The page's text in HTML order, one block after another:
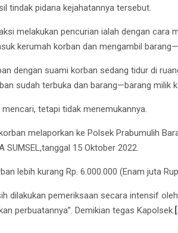
tindak pidana kejahatannya tersebut.
melakukan pencurian ialah dengan cara
kerumah korban dan mengambil
dengan suami korban sedang tidur di
sudah terbuka dan barang—barang milik
tetapi tidak menemukannya.
melaporkan ke Polsek Prabumulih
SUMSEL,tanggal 15 Oktober 2022.
lebih kurang Rp. 6.000.000 (Enam juta
dilakukan pemeriksaan secara intensif
perbuatannya”. Demikian tegas Kapolsek.